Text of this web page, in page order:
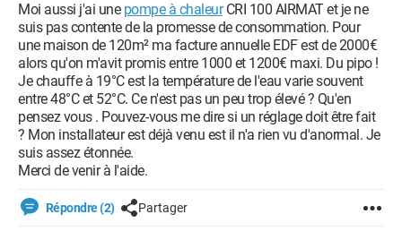
Moi aussi j'ai une pompe à chaleurCRI 100 AIRMAT et je ne
suis pas contente de la promesse de consommation. Pour
une maison de 120m² ma facture annuelle EDF est de 2000€
alors qu'on m'avit promis entre 1000 et 1200€ maxi. Du pipo !
Je chauffe à 19°C est la température de l'eau varie souvent
entre 48°C et 52°C. Ce n'est pas un peu trop élevé ? Qu'en
pensez vous . Pouvez-vous me dire si un réglage doit être fait
? Mon installateur est déjà venu est il n'a rien vu d'anormal. Je
suis assez étonnée.
Merci de venir à l'aide.
Répondre (2) Partager